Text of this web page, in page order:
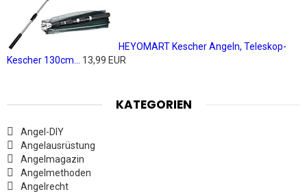
HEYOMART Kescher Angeln, Teleskop-
Kescher 130cm...
13,99 EUR
KATEGORIEN
Angel-DIY
Angelausrüstung
Angelmagazin
Angelmethoden
Angelrecht